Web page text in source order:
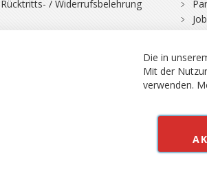
Rücktritts- / Widerrufsbelehrung
Vertrag
Alle Preise
Die in
Mit der
verwenden.